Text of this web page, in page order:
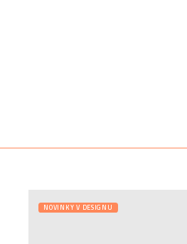
NOVINKY V DESIGNU